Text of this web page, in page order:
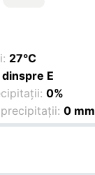
27°C
E
0%
0 mm